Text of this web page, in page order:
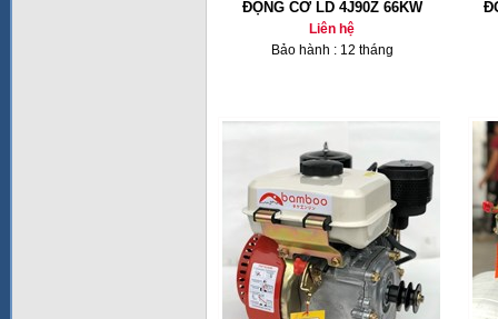
ĐỘNG CƠ LD 4J90Z 66KW
Liên hệ
Bảo hành : 12 tháng